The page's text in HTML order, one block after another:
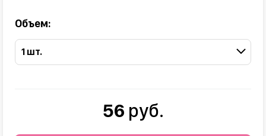
Объем:
1 шт.
56 руб.